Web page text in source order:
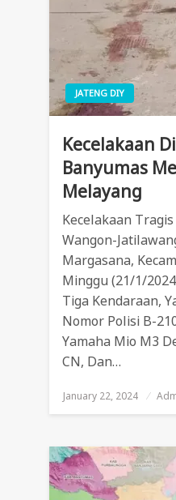
JATENG DIY
Kecelakaan
Banyumas
Melayang
Kecelakaan
Wangon-
Margasana,
Minggu (21/1/
Tiga Kendaraan,
Nomor Polisi B-
Yamaha Mio M3
CN, Dan…
Posted
January 22, 2024